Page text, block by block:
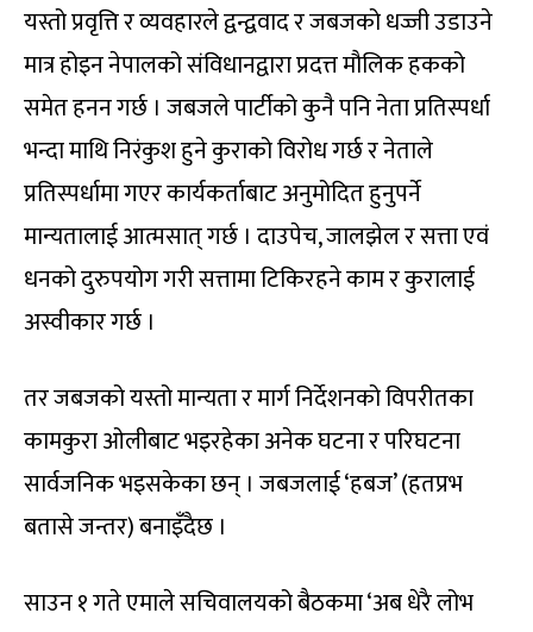
यस्तो प्रवृत्ति र व्यवहारले द्वन्द्ववाद र जबजको धज्जी उडाउने
मात्र होइन नेपालको संविधानद्वारा प्रदत्त मौलिक हकको
समेत हनन गर्छ । जबजले पार्टीको कुनै पनि नेता प्रतिस्पर्धा
भन्दा माथि निरंकुश हुने कुराको विरोध गर्छ र नेताले
प्रतिस्पर्धामा गएर कार्यकर्ताबाट अनुमोदित हुनुपर्ने
मान्यतालाई आत्मसात् गर्छ । दाउपेच, जालझेल र सत्ता एवं
धनको दुरुपयोग गरी सत्तामा टिकिरहने काम र कुरालाई
अस्वीकार गर्छ ।
तर जबजको यस्तो मान्यता र मार्ग निर्देशनको विपरीतका
कामकुरा ओलीबाट भइरहेका अनेक घटना र परिघटना
सार्वजनिक भइसकेका छन् । जबजलाई ‘हबज’ (हतप्रभ
बतासे जन्तर) बनाइँदैछ ।
साउन १ गते एमाले सचिवालयको बैठकमा ‘अब धेरै लोभ